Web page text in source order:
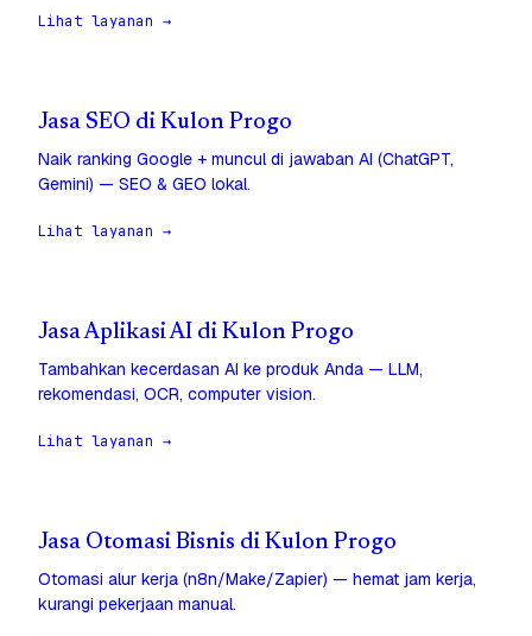
Lihat layanan →
Jasa SEO di Kulon Progo
Naik ranking Google + muncul di jawaban AI (ChatGPT,
Gemini) — SEO & GEO lokal.
Lihat layanan →
Jasa Aplikasi AI di Kulon Progo
Tambahkan kecerdasan AI ke produk Anda — LLM,
rekomendasi, OCR, computer vision.
Lihat layanan →
Jasa Otomasi Bisnis di Kulon Progo
Otomasi alur kerja (n8n/Make/Zapier) — hemat jam kerja,
kurangi pekerjaan manual.